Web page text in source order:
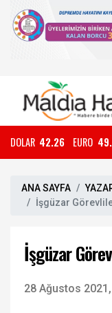
DOLAR 42.26 EURO
ANA SAYFA
İşgüzar
İşgüzar
28 Ağustos